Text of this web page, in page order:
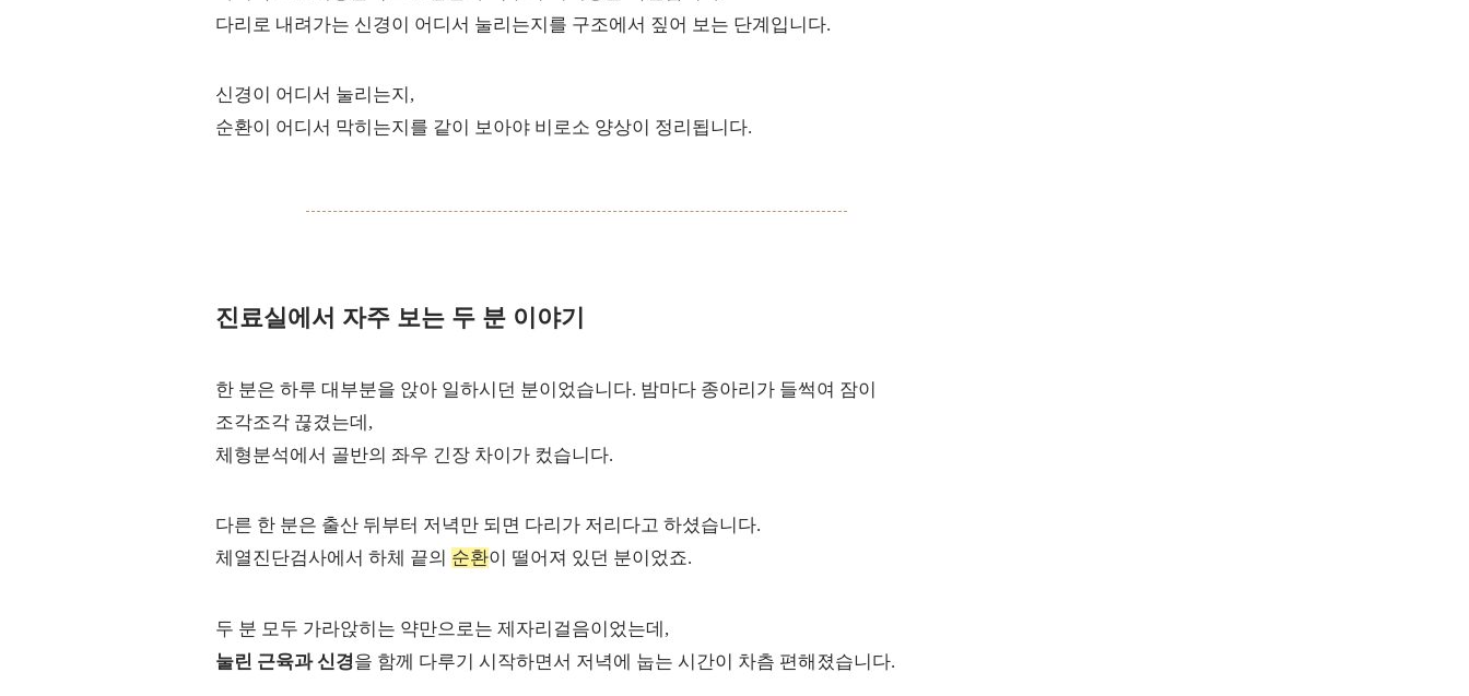
다리로 내려가는 신경이 어디서 눌리는지를 구조에서 짚어 보는 단계입니다.
신경이 어디서 눌리는지,
순환이 어디서 막히는지를 같이 보아야 비로소 양상이 정리됩니다.
진료실에서 자주 보는 두 분 이야기
한 분은 하루 대부분을 앉아 일하시던 분이었습니다. 밤마다 종아리가 들썩여 잠이
조각조각 끊겼는데,
체형분석에서 골반의 좌우 긴장 차이가 컸습니다.
다른 한 분은 출산 뒤부터 저녁만 되면 다리가 저리다고 하셨습니다.
체열진단검사에서 하체 끝의 순환이 떨어져 있던 분이었죠.
두 분 모두 가라앉히는 약만으로는 제자리걸음이었는데,
눌린 근육과 신경을 함께 다루기 시작하면서 저녁에 눕는 시간이 차츰 편해졌습니다.